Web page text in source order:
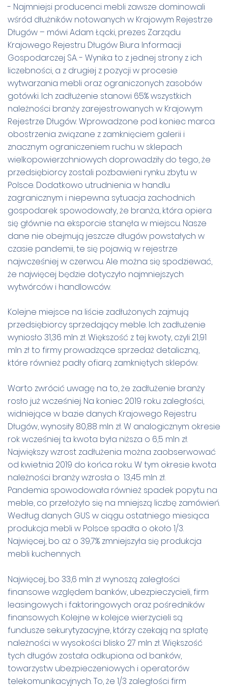
- Najmniejsi producenci mebli zawsze dominowali
wśród dłużników notowanych w Krajowym Rejestrze
Długów – mówi Adam Łącki, prezes Zarządu
Krajowego Rejestru Długów Biura Informacji
Gospodarczej SA. - Wynika to z jednej strony z ich
liczebności, a z drugiej z pozycji w procesie
wytwarzania mebli oraz ograniczonych zasobów
gotówki. Ich zadłużenie stanowi 65% wszystkich
należności branży zarejestrowanych w Krajowym
Rejestrze Długów. Wprowadzone pod koniec marca
obostrzenia związane z zamknięciem galerii i
znacznym ograniczeniem ruchu w sklepach
wielkopowierzchniowych doprowadziły do tego, że
przedsiębiorcy zostali pozbawieni rynku zbytu w
Polsce. Dodatkowo utrudnienia w handlu
zagranicznym i niepewna sytuacja zachodnich
gospodarek spowodowały, że branża, która opiera
się głównie na eksporcie stanęła w miejscu. Nasze
dane nie obejmują jeszcze długów powstałych w
czasie pandemii, te się pojawią w rejestrze
najwcześniej w czerwcu. Ale można się spodziewać,
że najwięcej będzie dotyczyło najmniejszych
wytwórców i handlowców.
Kolejne miejsce na liście zadłużonych zajmują
przedsiębiorcy sprzedający meble. Ich zadłużenie
wyniosło 31,36 mln zł. Większość z tej kwoty, czyli 21,91
mln zł to firmy prowadzące sprzedaż detaliczną,
które również padły ofiarą zamkniętych sklepów.
Warto zwrócić uwagę na to, że zadłużenie branży
rosło już wcześniej. Na koniec 2019 roku zaległości,
widniejące w bazie danych Krajowego Rejestru
Długów, wynosiły 80,88 mln zł. W analogicznym okresie
rok wcześniej ta kwota była niższa o 6,5 mln zł.
Największy wzrost zadłużenia można zaobserwować
od kwietnia 2019 do końca roku. W tym okresie kwota
należności branży wzrosła o 13,45 mln zł.
Pandemia spowodowała również spadek popytu na
meble, co przełożyło się na mniejszą liczbę zamówień.
Według danych GUS w ciągu ostatniego miesiąca
produkcja mebli w Polsce spadła o około 1/3.
Najwięcej, bo aż o 39,7% zmniejszyła się produkcja
mebli kuchennych.
Najwięcej, bo 33,6 mln zł wynoszą zaległości
finansowe względem banków, ubezpieczycieli, firm
leasingowych i faktoringowych oraz pośredników
finansowych. Kolejne w kolejce wierzycieli są
fundusze sekurytyzacyjne, którzy czekają na spłatę
należności w wysokości blisko 27 mln zł. Większość
tych długów została odkupiona od banków,
towarzystw ubezpieczeniowych i operatorów
telekomunikacyjnych. To, że 1/3 zaległości firm